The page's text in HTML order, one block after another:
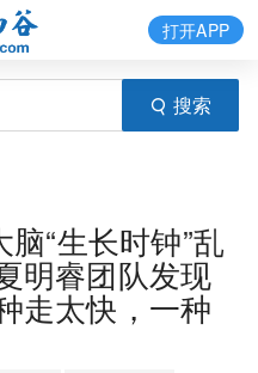
搜索
打开APP
“生长时钟”乱
明睿团队发现
走太快，一种